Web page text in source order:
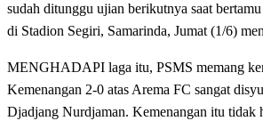
sudah ditunggu ujian berikutnya saat
di Stadion Segiri, Samarinda, Jumat (1/6)
MENGHADAPI laga itu, PSMS memang
Kemenangan 2-0 atas Arema FC sangat
Djadjang Nurdjaman. Kemenangan itu tidak